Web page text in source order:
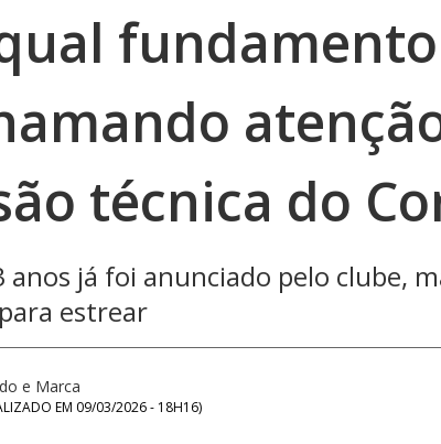
técnica do
anos já foi anunciado pelo clube,
estrear
e Marca
EM 09/03/2026 - 18H16)